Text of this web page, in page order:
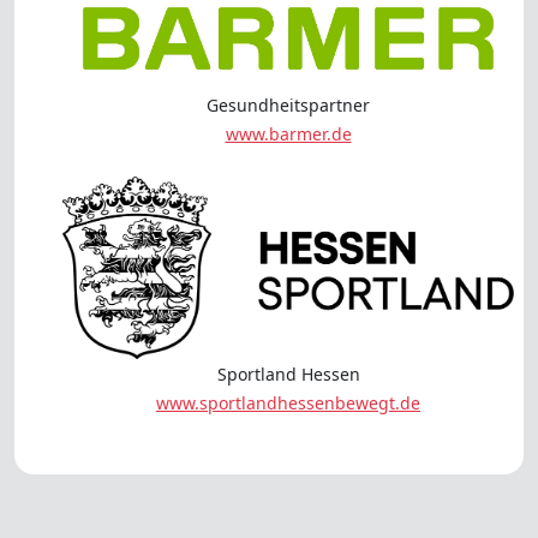
Gesundheitspartner
www.barmer.de
Sportland Hessen
www.sportlandhessenbewegt.de